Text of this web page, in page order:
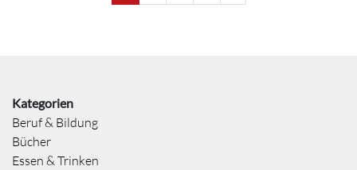
Kategorien
Beruf & Bildung
Bücher
Essen & Trinken